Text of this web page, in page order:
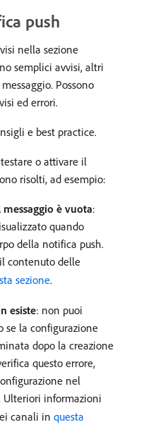
push
nella sezione
semplici avvisi, altri
Possono
ed errori.
e best practice.
o attivare il
risolti, ad esempio:
è vuota:
quando
della notifica push.
contenuto delle
sezione.
esiste: non puoi
se la configurazione
dopo la creazione
questo errore,
nel
Ulteriori informazioni
canali in questa